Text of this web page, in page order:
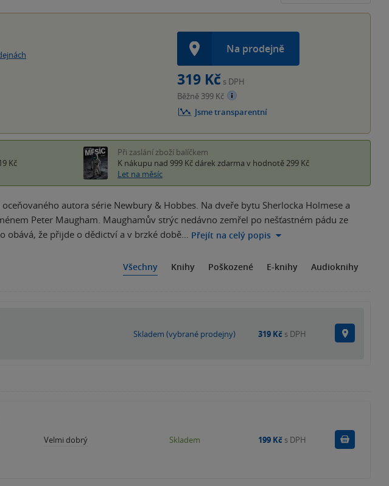
Na prodejně
319 Kč s DPH
Běžně 399 Kč
Jsme transparentní
Kč
Při zaslání zboží balíčkem
K nákupu nad 999 Kč dárek zdarma v hodnotě 299 Kč
Let na měsíc
autora série Newbury & Hobbes. Na dveře bytu Sherlocka Holmese a
Peter Maugham. Maughamův strýc nedávno zemřel po nešťastném pádu ze
obává, že přijde o dědictví a v brzké době… Přejít na celý popis
Všechny Knihy Poškozené E-knihy Audioknihy
Skladem (vybrané prodejny) 319 Kč s DPH
Velmi dobrý Skladem 199 Kč s DPH